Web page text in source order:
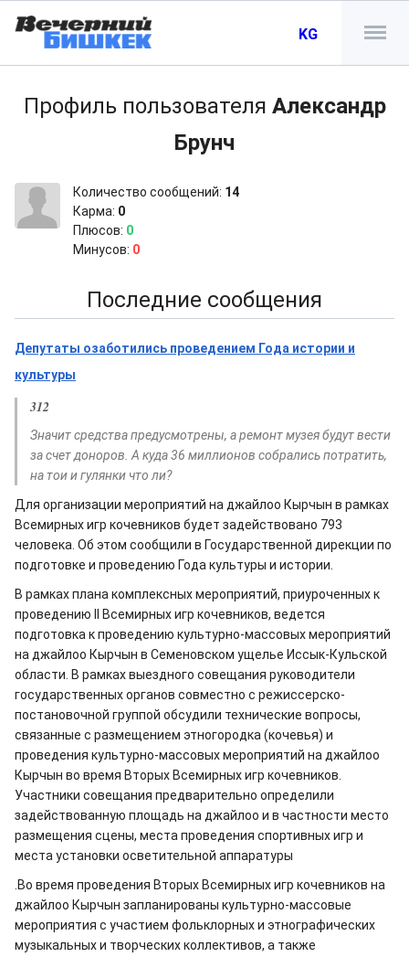
KG
Профиль пользователя Александр
Брунч
Количество сообщений: 14
Карма: 0
Плюсов: 0
Минусов: 0
Последние сообщения
Депутаты озаботились проведением Года истории и
культуры
312
Значит средства предусмотрены, а ремонт музея будут вести
за счет доноров. А куда 36 миллионов собрались потратить,
на тои и гулянки что ли?
Для организации мероприятий на джайлоо Кырчын в рамках
Всемирных игр кочевников будет задействовано 793
человека. Об этом сообщили в Государственной дирекции по
подготовке и проведению Года культуры и истории.
В рамках плана комплексных мероприятий, приуроченных к
проведению II Всемирных игр кочевников, ведется
подготовка к проведению культурно-массовых мероприятий
на джайлоо Кырчын в Семеновском ущелье Иссык-Кульской
области. В рамках выездного совещания руководители
государственных органов совместно с режиссерско-
постановочной группой обсудили технические вопросы,
связанные с размещением этногородка (кочевья) и
проведения культурно-массовых мероприятий на джайлоо
Кырчын во время Вторых Всемирных игр кочевников.
Участники совещания предварительно определили
задействованную площадь на джайлоо и в частности место
размещения сцены, места проведения спортивных игр и
места установки осветительной аппаратуры
.Во время проведения Вторых Всемирных игр кочевников на
джайлоо Кырчын запланированы культурно-массовые
мероприятия с участием фольклорных и этнографических
музыкальных и творческих коллективов, а также